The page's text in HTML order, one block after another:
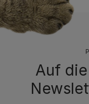
Auf